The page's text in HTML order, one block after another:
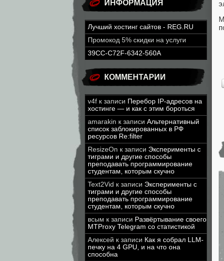
ИНФОРМАЦИЯ
Лучший хостинг сайтов - REG.RU
Промокод 5% скидки на услуги
39CC-C72F-6342-560A
КОММЕНТАРИИ
v4f к записи Перебор IP-адресов на
хостинге — и как с этим бороться
amarakin к записи Альтернативный
список заблокированных в РФ
ресурсов Re:filter
ResizeOn к записи Эксперименты с
тиграми и другие способы
преподавать программирование
студентам, которым скучно
Text2Vid к записи Эксперименты с
тиграми и другие способы
преподавать программирование
студентам, которым скучно
всым к записи Развёртывание своего
MTProxy Telegram со статистикой
Алексей к записи Как я собрал LLM-
печку на 4 GPU, и на что она
способна